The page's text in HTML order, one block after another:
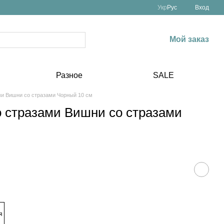
Укр Рус Вход
Мой заказ
Разное SALE
Вишни со стразами Чорный 10 см
стразами Вишни со стразами